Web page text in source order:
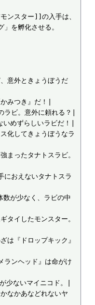
ンスター]]の入手は、
を孵化させる。
意外ときょうぼうだ
みつき』だ！|
ビ。意外に頼れる？|
めずらしいラビだ！|
化してきょうぼうなラ
ったタナトスラビ。
おえないタナトスラ
が少なく、ラビの中
イしたモンスター。
『ドロップキック』
ンヘッド』は命がけ
ないマイニコド。|
なかあなどれないヤ